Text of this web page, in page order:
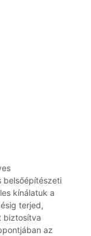
belsőépítészeti
kínálatuk a
terjed,
biztosítva
az